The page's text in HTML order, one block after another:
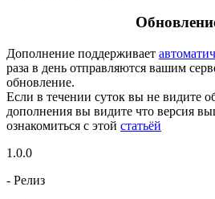
Дополнение поддерживает
раза в день отправляются вашим
обновление.
Если в течении суток вы не видите
дополнения вы видите что версия
ознакомиться с этой статьёй
1.0.0
- Релиз